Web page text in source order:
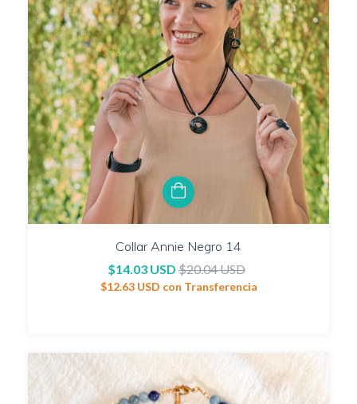
Collar Annie Negro 14
$14.03 USD $20.04 USD
$12.63 USD con Transferencia